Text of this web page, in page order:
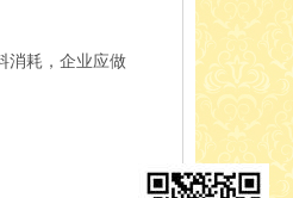
消耗，企业应做